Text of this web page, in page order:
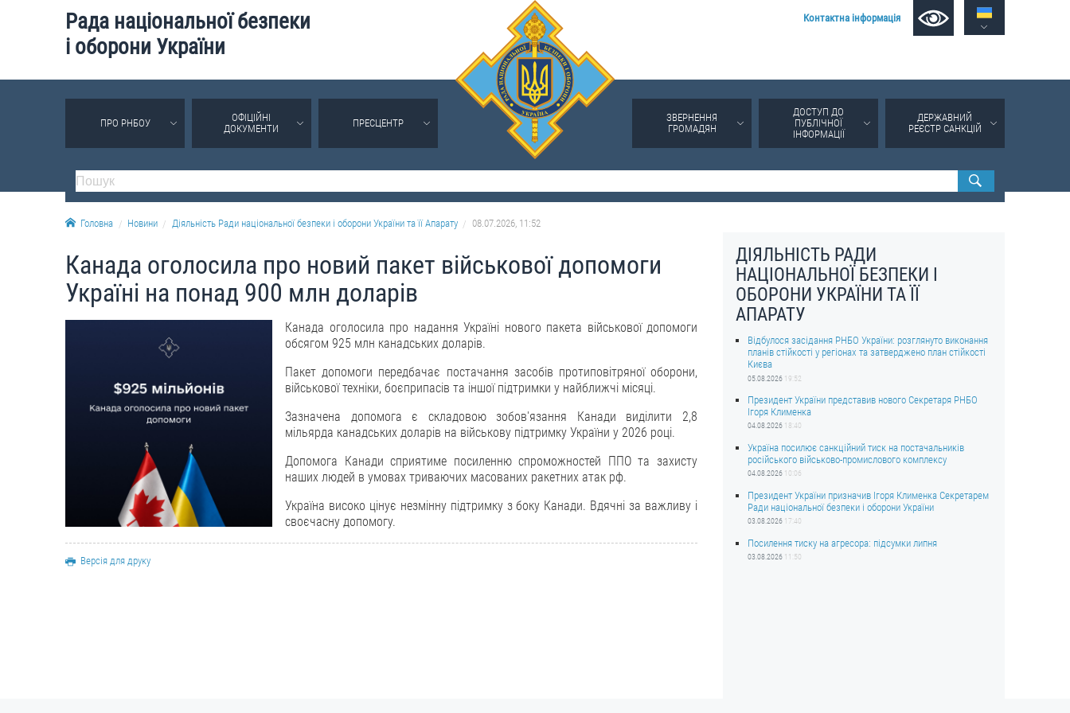
Рада національної безпеки
і оборони України
Контактна інформація
ПРО РНБОУ
ОФІЦІЙНІ
ДОКУМЕНТИ
ПРЕСЦЕНТР
ЗВЕРНЕННЯ
ГРОМАДЯН
ДОСТУП ДО
ПУБЛІЧНОЇ
ІНФОРМАЦІЇ
ДЕРЖАВНИЙ
РЕЄСТР САНКЦІЙ
Головна Новини Діяльність Ради національної безпеки і оборони України та її Апарату 08.07.2026, 11:52
Канада оголосила про новий пакет військової допомоги
Україні на понад 900 млн доларів
Канада оголосила про надання Україні нового пакета військової допомоги
обсягом 925 млн канадських доларів.
Пакет допомоги передбачає постачання засобів протиповітряної оборони,
військової техніки, боєприпасів та іншої підтримки у найближчі місяці.
Зазначена допомога є складовою зобов'язання Канади виділити 2,8
мільярда канадських доларів на військову підтримку України у 2026 році.
Допомога Канади сприятиме посиленню спроможностей ППО та захисту
наших людей в умовах триваючих масованих ракетних атак рф.
Україна високо цінує незмінну підтримку з боку Канади. Вдячні за важливу і
своєчасну допомогу.
Версія для друку
ДІЯЛЬНІСТЬ РАДИ
НАЦІОНАЛЬНОЇ БЕЗПЕКИ І
ОБОРОНИ УКРАЇНИ ТА ЇЇ
АПАРАТУ
Відбулося засідання РНБО України: розглянуто виконання
планів стійкості у регіонах та затверджено план стійкості
Києва
05.08.2026 19:52
Президент України представив нового Секретаря РНБО
Ігоря Клименка
04.08.2026 18:40
Україна посилює санкційний тиск на постачальників
російського військово-промислового комплексу
04.08.2026 10:06
Президент України призначив Ігоря Клименка Секретарем
Ради національної безпеки і оборони України
03.08.2026 17:40
Посилення тиску на агресора: підсумки липня
03.08.2026 11:50